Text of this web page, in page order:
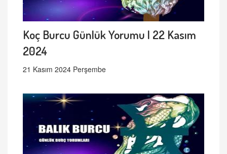
Koç Burcu Günlük Yorumu | 22 Kasım
2024
21 Kasım 2024 Perşembe